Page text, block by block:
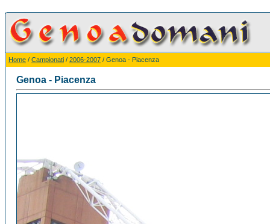
Home / Campionati / 2006-2007 / Genoa - Piacenza
Genoa - Piacenza